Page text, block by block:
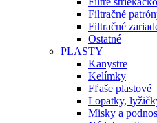
Filtračné
Filtračné
Ostatné
PLASTY
Kanystre
Kelímky
Fľaše plastové
Lopatky,
Misky a